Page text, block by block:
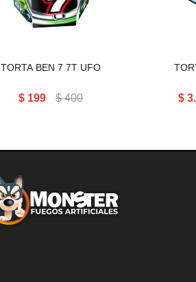
TORTA BEN 7 7T UFO
$ 199 $ 400 $